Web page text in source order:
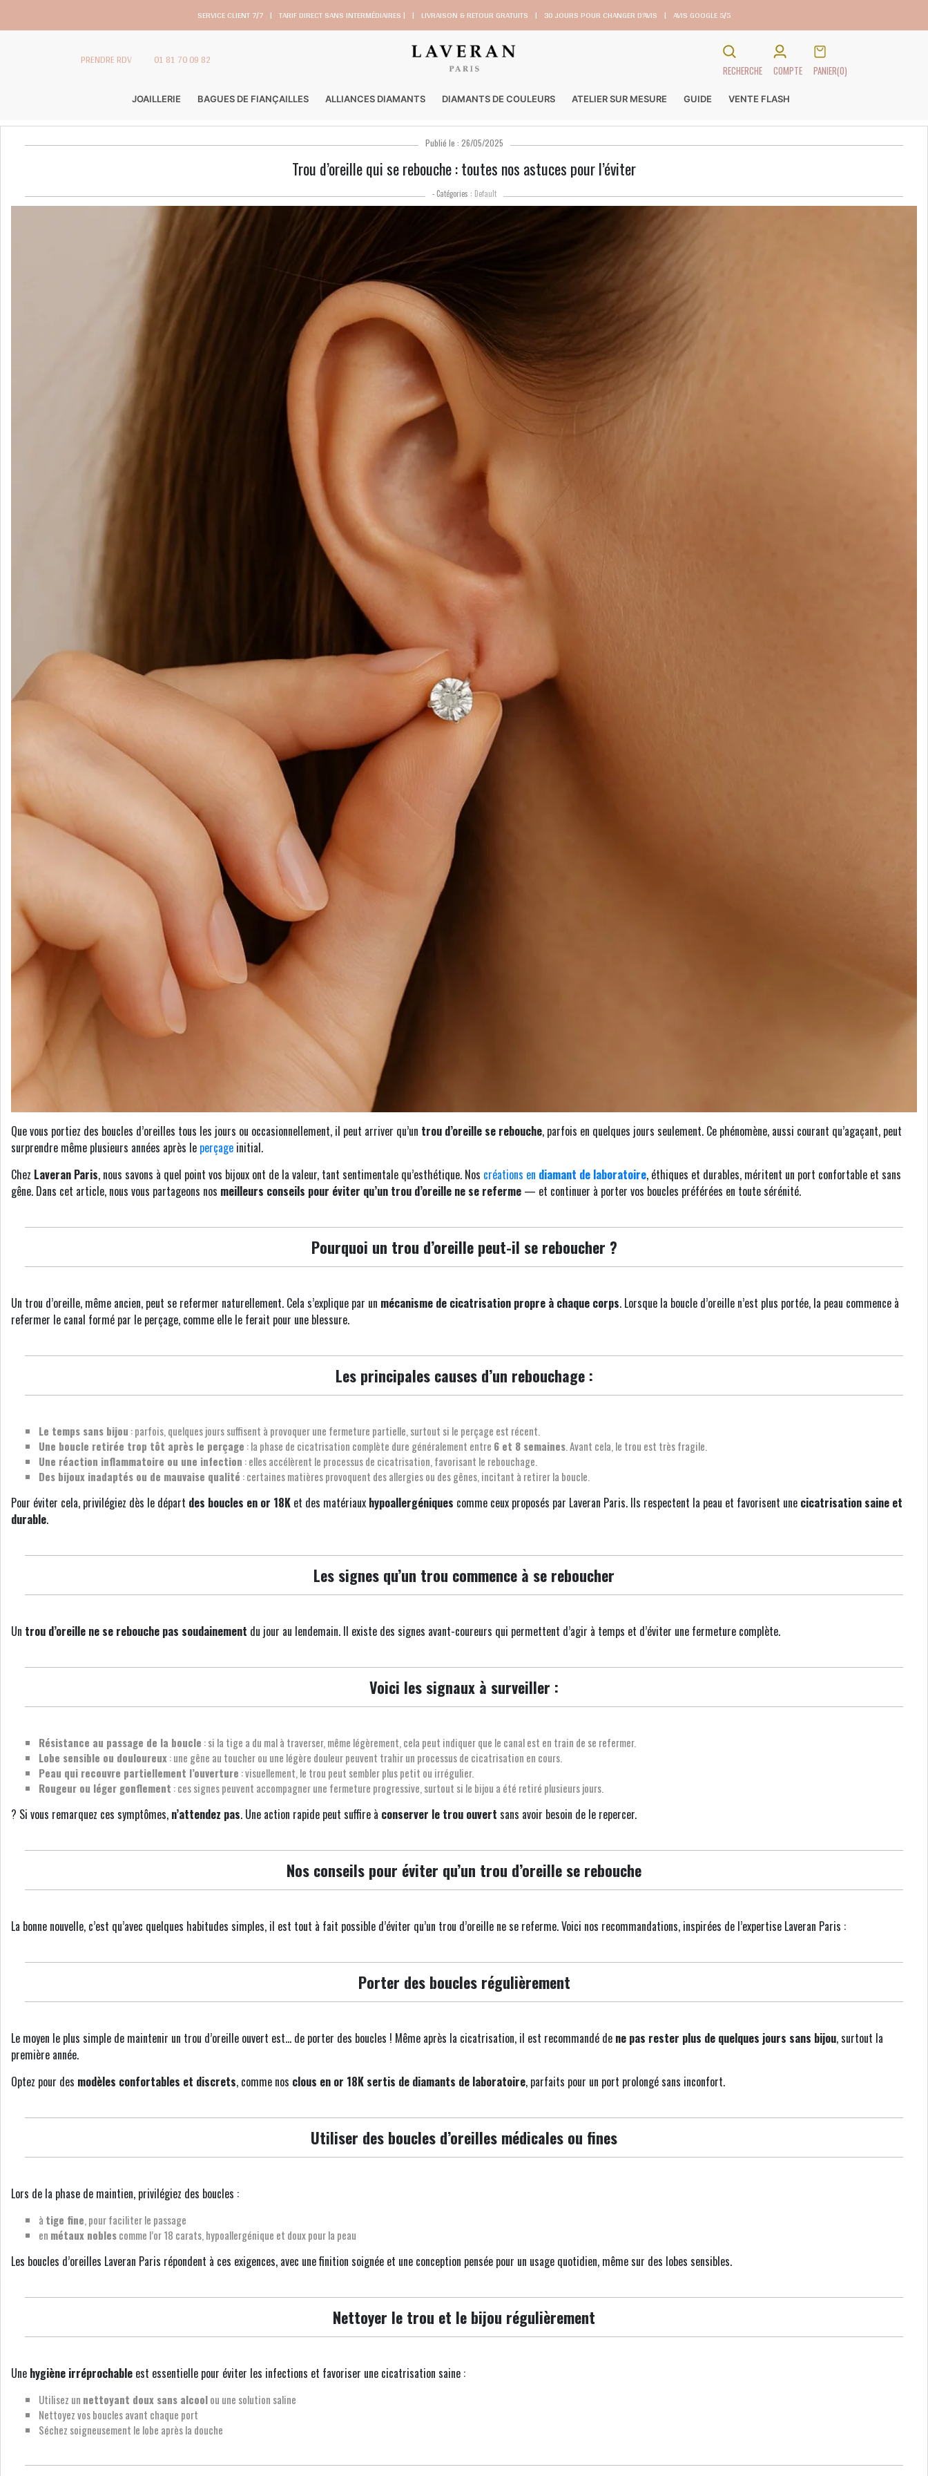
SERVICE CLIENT 7/7 | TARIF DIRECT SANS INTERMÉDIAIRES | | LIVRAISON & RETOUR GRATUITS | 30 JOURS POUR CHANGER D’AVIS | AVIS GOOGLE 5/5
PRENDRE RDV 01 81 70 09 82
RECHERCHE COMPTE PANIER(0)
JOAILLERIE BAGUES DE FIANÇAILLES ALLIANCES DIAMANTS DIAMANTS DE COULEURS ATELIER SUR MESURE GUIDE VENTE FLASH
Publié le : 26/05/2025
Trou d’oreille qui se rebouche : toutes nos astuces pour l’éviter
- Catégories : Default
Que vous portiez des boucles d’oreilles tous les jours ou occasionnellement, il peut arriver qu’un trou d’oreille se rebouche, parfois en quelques jours seulement. Ce phénomène, aussi courant qu’agaçant, peut
surprendre même plusieurs années après le perçage initial.
Chez Laveran Paris, nous savons à quel point vos bijoux ont de la valeur, tant sentimentale qu’esthétique. Nos créations en diamant de laboratoire, éthiques et durables, méritent un port confortable et sans
gêne. Dans cet article, nous vous partageons nos meilleurs conseils pour éviter qu’un trou d’oreille ne se referme — et continuer à porter vos boucles préférées en toute sérénité.
Pourquoi un trou d’oreille peut-il se reboucher ?
Un trou d’oreille, même ancien, peut se refermer naturellement. Cela s’explique par un mécanisme de cicatrisation propre à chaque corps. Lorsque la boucle d’oreille n’est plus portée, la peau commence à
refermer le canal formé par le perçage, comme elle le ferait pour une blessure.
Les principales causes d’un rebouchage :
Le temps sans bijou : parfois, quelques jours suffisent à provoquer une fermeture partielle, surtout si le perçage est récent.
Une boucle retirée trop tôt après le perçage : la phase de cicatrisation complète dure généralement entre 6 et 8 semaines. Avant cela, le trou est très fragile.
Une réaction inflammatoire ou une infection : elles accélèrent le processus de cicatrisation, favorisant le rebouchage.
Des bijoux inadaptés ou de mauvaise qualité : certaines matières provoquent des allergies ou des gênes, incitant à retirer la boucle.
Pour éviter cela, privilégiez dès le départ des boucles en or 18K et des matériaux hypoallergéniques comme ceux proposés par Laveran Paris. Ils respectent la peau et favorisent une cicatrisation saine et
durable.
Les signes qu’un trou commence à se reboucher
Un trou d’oreille ne se rebouche pas soudainement du jour au lendemain. Il existe des signes avant-coureurs qui permettent d’agir à temps et d’éviter une fermeture complète.
Voici les signaux à surveiller :
Résistance au passage de la boucle : si la tige a du mal à traverser, même légèrement, cela peut indiquer que le canal est en train de se refermer.
Lobe sensible ou douloureux : une gêne au toucher ou une légère douleur peuvent trahir un processus de cicatrisation en cours.
Peau qui recouvre partiellement l’ouverture : visuellement, le trou peut sembler plus petit ou irrégulier.
Rougeur ou léger gonflement : ces signes peuvent accompagner une fermeture progressive, surtout si le bijou a été retiré plusieurs jours.
? Si vous remarquez ces symptômes, n’attendez pas. Une action rapide peut suffire à conserver le trou ouvert sans avoir besoin de le repercer.
Nos conseils pour éviter qu’un trou d’oreille se rebouche
La bonne nouvelle, c’est qu’avec quelques habitudes simples, il est tout à fait possible d’éviter qu’un trou d’oreille ne se referme. Voici nos recommandations, inspirées de l’expertise Laveran Paris :
Porter des boucles régulièrement
Le moyen le plus simple de maintenir un trou d’oreille ouvert est… de porter des boucles ! Même après la cicatrisation, il est recommandé de ne pas rester plus de quelques jours sans bijou, surtout la
première année.
Optez pour des modèles confortables et discrets, comme nos clous en or 18K sertis de diamants de laboratoire, parfaits pour un port prolongé sans inconfort.
Utiliser des boucles d’oreilles médicales ou fines
Lors de la phase de maintien, privilégiez des boucles :
à tige fine, pour faciliter le passage
en métaux noblescomme l’or 18 carats, hypoallergénique et doux pour la peau
Les boucles d’oreilles Laveran Paris répondent à ces exigences, avec une finition soignée et une conception pensée pour un usage quotidien, même sur des lobes sensibles.
Nettoyer le trou et le bijou régulièrement
Une hygiène irréprochable est essentielle pour éviter les infections et favoriser une cicatrisation saine :
Utilisez un nettoyant doux sans alcoolou une solution saline
Nettoyez vos boucles avant chaque port
Séchez soigneusement le lobe après la douche